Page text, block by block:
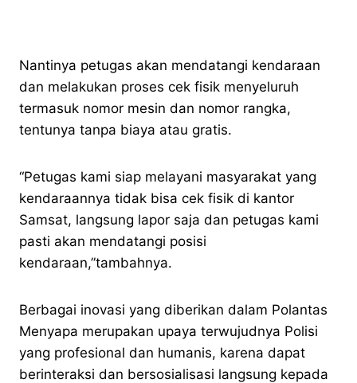
Nantinya petugas akan mendatangi kendaraan
dan melakukan proses cek fisik menyeluruh
termasuk nomor mesin dan nomor rangka,
tentunya tanpa biaya atau gratis.
“Petugas kami siap melayani masyarakat yang
kendaraannya tidak bisa cek fisik di kantor
Samsat, langsung lapor saja dan petugas kami
pasti akan mendatangi posisi
kendaraan,”tambahnya.
Berbagai inovasi yang diberikan dalam Polantas
Menyapa merupakan upaya terwujudnya Polisi
yang profesional dan humanis, karena dapat
berinteraksi dan bersosialisasi langsung kepada